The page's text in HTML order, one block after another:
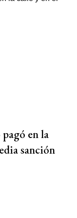
en la
sanción